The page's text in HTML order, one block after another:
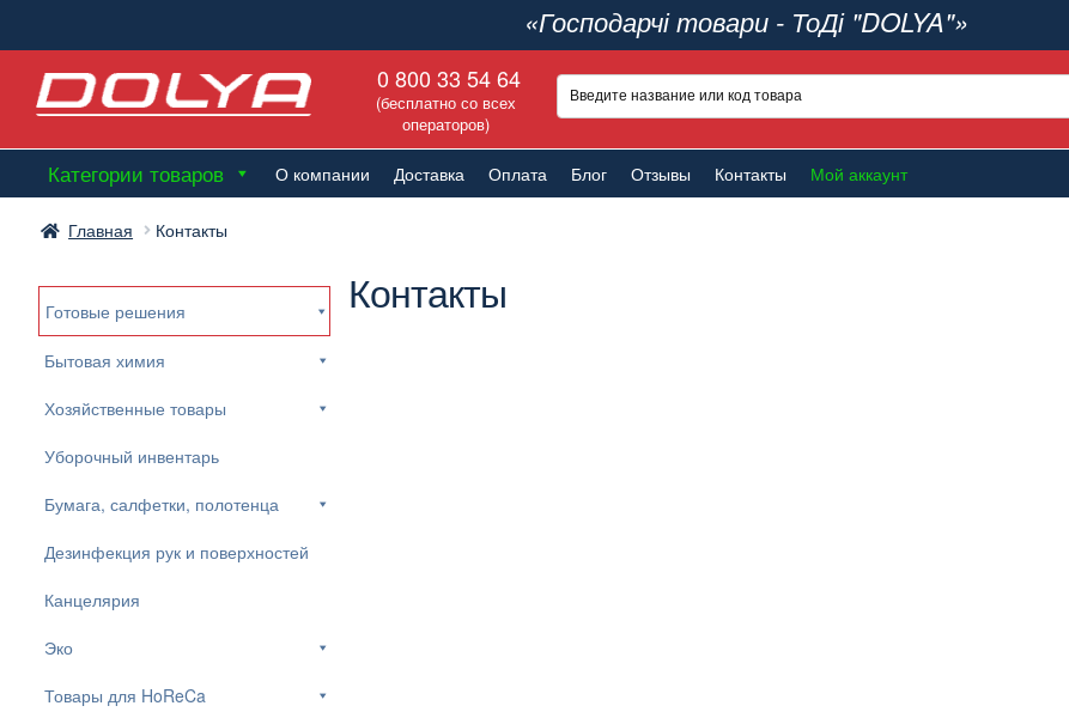
«Господарчі товари - ТоДі "DOLYA"»
к
навигации
к
содержимому
0 800 33 54 64
(бесплатно со всех
операторов)
Категории товаров О компании Доставка Оплата Блог Отзывы Контакты Мой аккаунт
Главная Контакты
Контакты
Готовые решения
Бытовая химия
Хозяйственные товары
Уборочный инвентарь
Бумага, салфетки, полотенца
Дезинфекция рук и поверхностей
Канцелярия
Эко
Товары для HoReCa